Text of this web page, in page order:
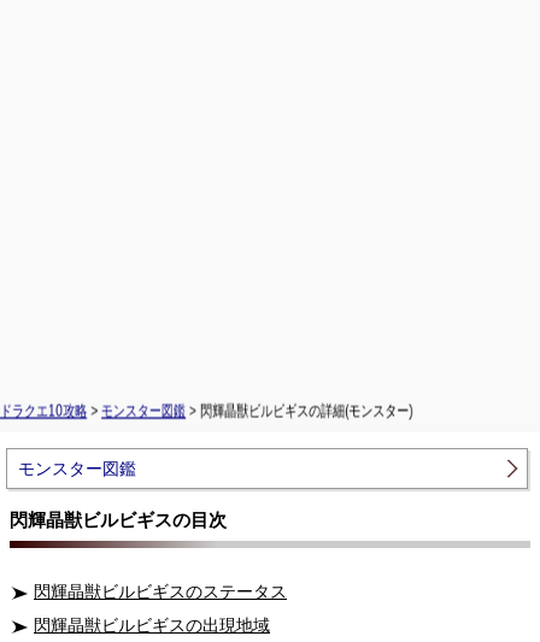
ドラクエ10攻略 > モンスター図鑑 > 閃輝晶獣ビルビギスの詳細(モンスター)
モンスター図鑑
閃輝晶獣ビルビギスの目次
閃輝晶獣ビルビギスのステータス
閃輝晶獣ビルビギスの出現地域